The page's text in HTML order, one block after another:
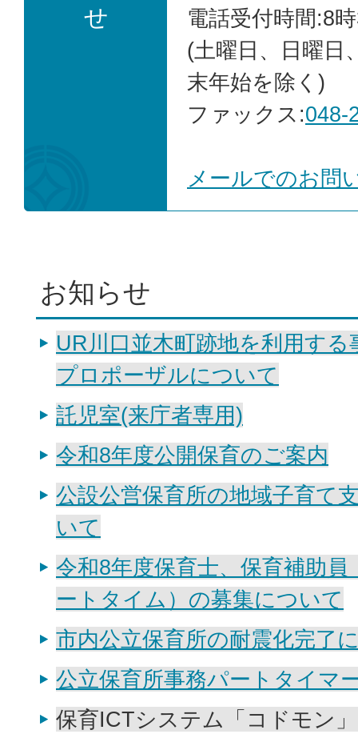
せ
電話受付時間:8
(土曜日、日曜日
末年始を除く)
ファックス:048-
メールでのお問
お知らせ
UR川口並木町跡地を利用する
プロポーザルについて
託児室(来庁者専用)
令和8年度公開保育のご案内
公設公営保育所の地域子育て
いて
令和8年度保育士、保育補助
ートタイム）の募集について
市内公立保育所の耐震化完了
公立保育所事務パートタイマ
保育ICTシステム「コドモン